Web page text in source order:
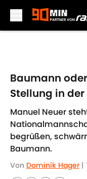
Baumann
Stellung in
Manuel Neuer
begrüßen,
Baumann.
Von Dominik Hager |